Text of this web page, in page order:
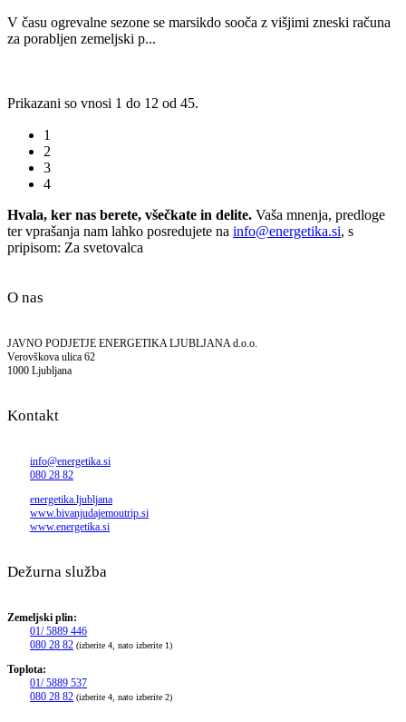
V času ogrevalne sezone se marsikdo sooča z višjimi zneski računa
za porabljen zemeljski p...
Prikazani so vnosi 1 do 12 od 45.
1
2
3
4
Hvala, ker nas berete, všečkate in delite. Vaša mnenja, predloge
ter vprašanja nam lahko posredujete na info@energetika.si, s
pripisom: Za svetovalca
O nas
JAVNO PODJETJE ENERGETIKA LJUBLJANA d.o.o.
Verovškova ulica 62
1000 Ljubljana
Kontakt
info@energetika.si
080 28 82
energetika.ljubljana
www.bivanjudajemoutrip.si
www.energetika.si
Dežurna služba
Zemeljski plin:
01/ 5889 446
080 28 82 (izberite 4, nato izberite 1)
Toplota:
01/ 5889 537
080 28 82 (izberite 4, nato izberite 2)